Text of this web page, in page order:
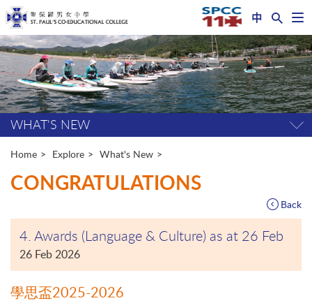
中
Start
main
content
WHAT'S NEW
Home Explore What's New
CONGRATULATIONS
Back
4. Awards (Language & Culture) as at 26 Feb
26 Feb 2026
學思盃2025-2026